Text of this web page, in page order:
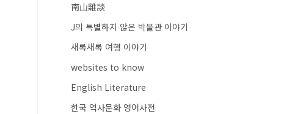
南山雜談
J의 특별하지 않은 박물관 이야기
새록새록 여행 이야기
websites to know
English Literature
한국 역사문화 영어사전